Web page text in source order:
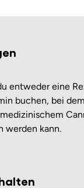
entweder eine
buchen, bei
werden kann.